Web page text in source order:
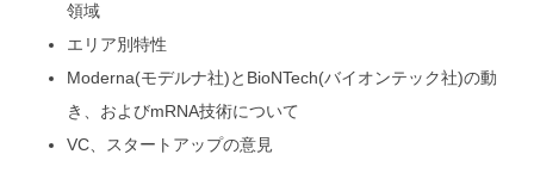
領域
エリア別特性
Moderna(モデルナ社)とBioNTech(バイオンテック社)の動
き、およびmRNA技術について
VC、スタートアップの意見